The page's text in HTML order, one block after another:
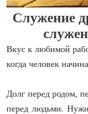
Служение
Вкус к любимой
когда человек
Долг перед родом,
перед людьми.